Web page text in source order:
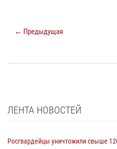
← Предыдущая
ЛЕНТА НОВОСТЕЙ
Росгвардейцы уничтожили свыше